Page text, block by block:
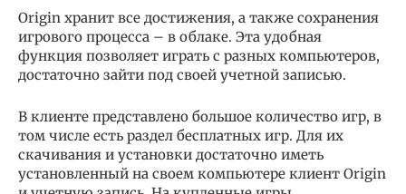
Origin хранит все достижения, а также сохранения
игрового процесса – в облаке. Эта удобная
функция позволяет играть с разных компьютеров,
достаточно зайти под своей учетной записью.
В клиенте представлено большое количество игр, в
том числе есть раздел бесплатных игр. Для их
скачивания и установки достаточно иметь
установленный на своем компьютере клиент Origin